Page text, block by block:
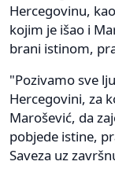
Hercegovinu,
kojim je išao i
brani istinom,
"Pozivamo sve
Hercegovini, za
Marošević, da
pobjede istine,
Saveza uz